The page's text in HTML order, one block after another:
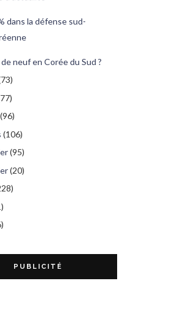
dans la défense sud-
neuf en Corée du Sud ?
(96)
(106)
(95)
(20)
PUBLICITÉ